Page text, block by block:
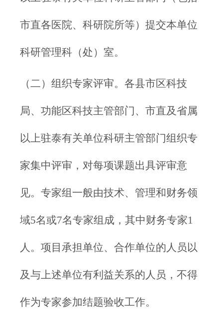
市直各医院、科研院所等）提交本单位
科研管理科（处）室。
（二）组织专家评审。各县市区科技
局、功能区科技主管部门、市直及省属
以上驻泰有关单位科研主管部门组织专
家集中评审，对每项课题出具评审意
见。专家组一般由技术、管理和财务领
域5名或7名专家组成，其中财务专家1
人。项目承担单位、合作单位的人员以
及与上述单位有利益关系的人员，不得
作为专家参加结题验收工作。